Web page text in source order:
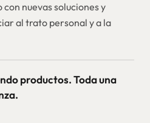
nuevas soluciones y
al trato personal y a la
productos. Toda una